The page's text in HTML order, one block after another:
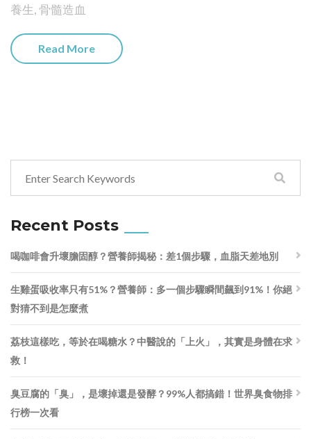
養生,骨髓造血
Read More
Recent Posts
喝咖啡會升壞膽固醇？營養師揭秘：差1個步驟，血脂天差地別
生雞蛋吸收率只有51%？營養師：多一個步驟瞬間飆到91%！你絕
對猜不到是怎麼煮
荔枝這樣吃，等於在喝糖水？中醫說的「上火」，其實是身體在求
救！
臭豆腐的「臭」，是壞掉還是發酵？99%人都搞錯！世界臭食物排
行榜一次看